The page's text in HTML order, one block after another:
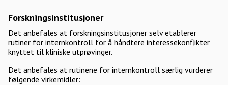
Forskningsinstitusjoner
Det anbefales at forskningsinstitusjoner selv etablerer
rutiner for internkontroll for å håndtere interessekonflikter
knyttet til kliniske utprøvinger.
Det anbefales at rutinene for internkontroll særlig vurderer
følgende virkemidler: